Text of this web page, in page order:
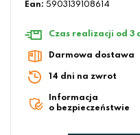
Ean: 5903139108614
Czas realizacji od 3
Darmowa dostawa
14 dni na zwrot
Informacja
o bezpieczeństwie